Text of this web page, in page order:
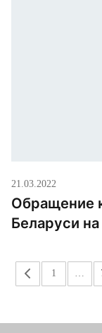
21.03.2022
Обращение
Беларуси
« 1